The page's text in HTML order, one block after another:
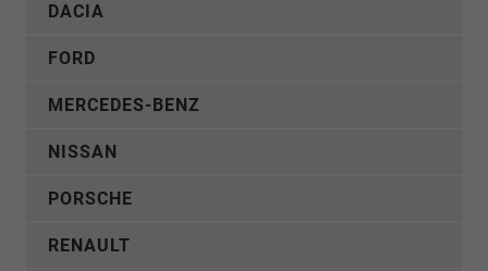
DACIA
FORD
MERCEDES-BENZ
NISSAN
PORSCHE
RENAULT